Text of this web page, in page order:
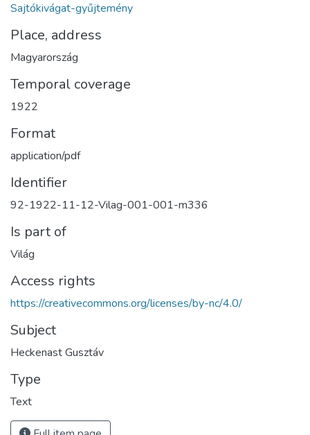
Sajtókivágat-gyűjtemény
Place, address
Magyarország
Temporal coverage
1922
Format
application/pdf
Identifier
92-1922-11-12-Vilag-001-001-m336
Is part of
Világ
Access rights
https://creativecommons.org/licenses/by-nc/4.0/
Subject
Heckenast Gusztáv
Type
Text